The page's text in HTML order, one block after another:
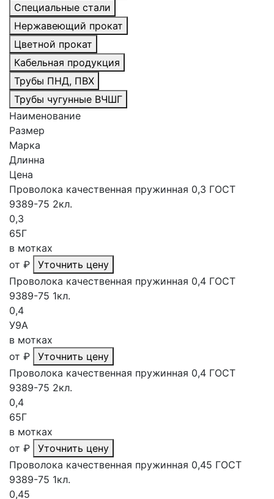
Специальные стали
Нержавеющий прокат
Цветной прокат
Кабельная продукция
Трубы ПНД, ПВХ
Трубы чугунные ВЧШГ
Наименование
Размер
Марка
Длинна
Цена
Проволока качественная пружинная 0,3 ГОСТ
9389-75 2кл.
0,3
65Г
в мотках
от ₽
Уточнить цену
Проволока качественная пружинная 0,4 ГОСТ
9389-75 1кл.
0,4
У9А
в мотках
от ₽
Уточнить цену
Проволока качественная пружинная 0,4 ГОСТ
9389-75 2кл.
0,4
65Г
в мотках
от ₽
Уточнить цену
Проволока качественная пружинная 0,45 ГОСТ
9389-75 1кл.
0,45